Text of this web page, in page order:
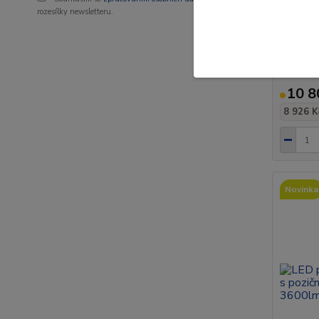
rozesílky newsletteru.
544
10
8 926
Novinka